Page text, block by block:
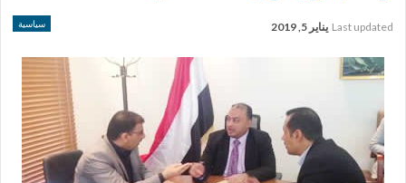
سياسية Last updated يناير 5, 2019